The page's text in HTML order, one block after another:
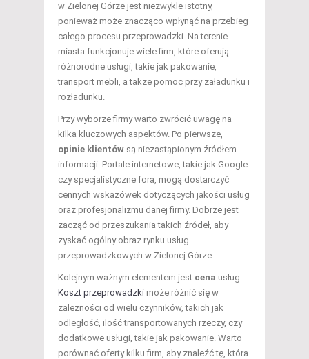
w Zielonej Górze jest niezwykle istotny,
ponieważ może znacząco wpłynąć na przebieg
całego procesu przeprowadzki. Na terenie
miasta funkcjonuje wiele firm, które oferują
różnorodne usługi, takie jak pakowanie,
transport mebli, a także pomoc przy załadunku i
rozładunku.
Przy wyborze firmy warto zwrócić uwagę na
kilka kluczowych aspektów. Po pierwsze,
opinie klientów są niezastąpionym źródłem
informacji. Portale internetowe, takie jak Google
czy specjalistyczne fora, mogą dostarczyć
cennych wskazówek dotyczących jakości usług
oraz profesjonalizmu danej firmy. Dobrze jest
zacząć od przeszukania takich źródeł, aby
zyskać ogólny obraz rynku usług
przeprowadzkowych w Zielonej Górze.
Kolejnym ważnym elementem jest cena usług.
Koszt przeprowadzki może różnić się w
zależności od wielu czynników, takich jak
odległość, ilość transportowanych rzeczy, czy
dodatkowe usługi, takie jak pakowanie. Warto
porównać oferty kilku firm, aby znaleźć tę, która